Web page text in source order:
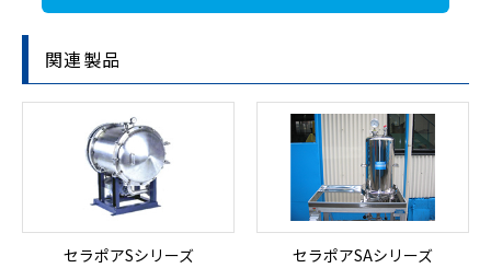
関連製品
セラポアSシリーズ セラポアSAシリーズ